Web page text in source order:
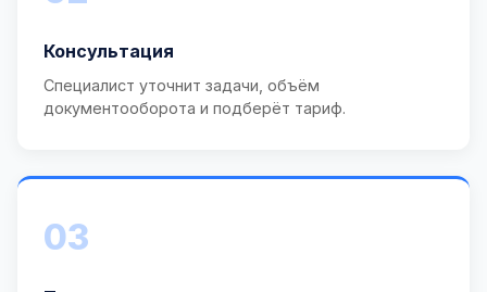
Консультация
Специалист уточнит задачи, объём
документооборота и подберёт тариф.
03